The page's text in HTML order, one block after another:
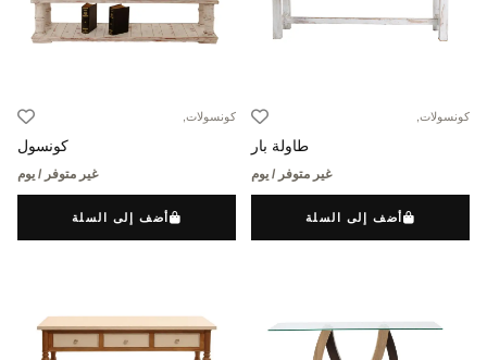
كونسولات,
طاولة بار
غير متوفر / يوم
أضف إلى السلة
كونسولات,
كونسول
غير متوفر / يوم
أضف إلى السلة